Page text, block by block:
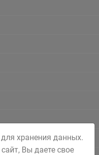
хранения данных.
Вы даете свое